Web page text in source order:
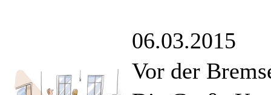
06.03.2015
Vor der